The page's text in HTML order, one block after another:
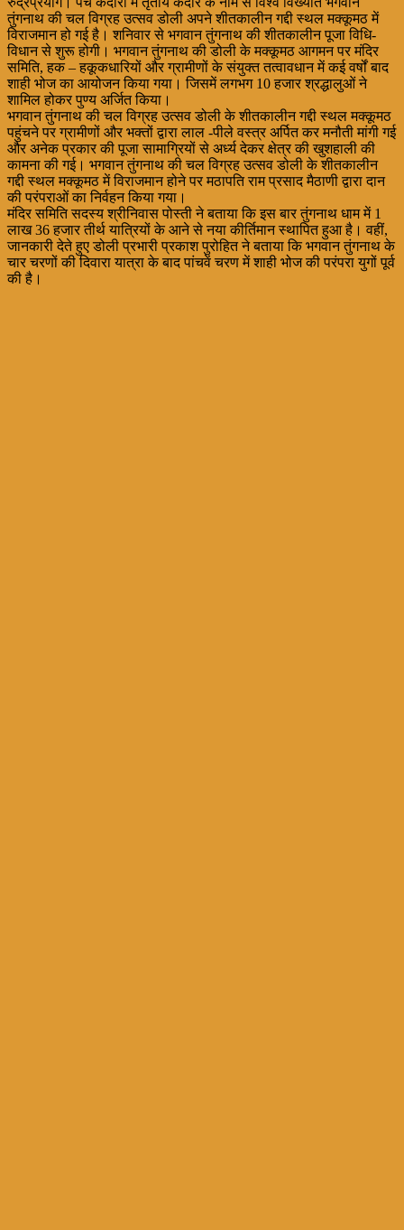
तुंगनाथ की चल विग्रह उत्सव डोली अपने शीतकालीन गद्दी स्थल मक्कूमठ में
विराजमान हो गई है। शनिवार से भगवान तुंगनाथ की शीतकालीन पूजा विधि-
विधान से शुरू होगी। भगवान तुंगनाथ की डोली के मक्कूमठ आगमन पर मंदिर
समिति, हक – हकूकधारियों और ग्रामीणों के संयुक्त तत्वावधान में कई वर्षों बाद
शाही भोज का आयोजन किया गया। जिसमें लगभग 10 हजार श्रद्धालुओं ने
शामिल होकर पुण्य अर्जित किया।
भगवान तुंगनाथ की चल विग्रह उत्सव डोली के शीतकालीन गद्दी स्थल मक्कूमठ
पहुंचने पर ग्रामीणों और भक्तों द्वारा लाल -पीले वस्त्र अर्पित कर मनौती मांगी गई
और अनेक प्रकार की पूजा सामाग्रियों से अर्ध्य देकर क्षेत्र की खुशहाली की
कामना की गई। भगवान तुंगनाथ की चल विग्रह उत्सव डोली के शीतकालीन
गद्दी स्थल मक्कूमठ में विराजमान होने पर मठापति राम प्रसाद मैठाणी द्वारा दान
की परंपराओं का निर्वहन किया गया।
मंदिर समिति सदस्य श्रीनिवास पोस्ती ने बताया कि इस बार तुंगनाथ धाम में 1
लाख 36 हजार तीर्थ यात्रियों के आने से नया कीर्तिमान स्थापित हुआ है। वहीं,
जानकारी देते हुए डोली प्रभारी प्रकाश पुरोहित ने बताया कि भगवान तुंगनाथ के
चार चरणों की दिवारा यात्रा के बाद पांचवें चरण में शाही भोज की परंपरा युगों पूर्व
की है।